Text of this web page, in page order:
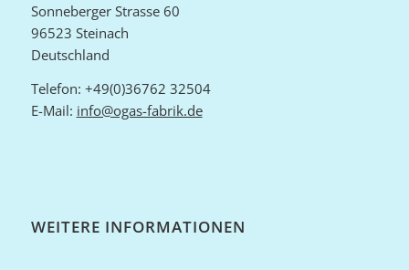
Sonneberger Strasse 60
96523 Steinach
Deutschland
Telefon: +49(0)36762 32504
E-Mail: info@ogas-fabrik.de
WEITERE INFORMATIONEN